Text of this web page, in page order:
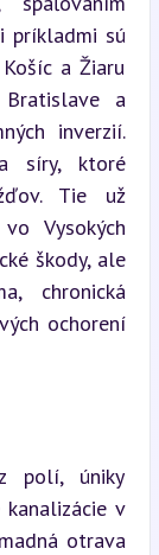
príkladmi sú
a Žiaru
a
inverzií.
síry, ktoré
Tie už
Vysokých
škody, ale
chronická
ochorení
polí, úniky
kanalizácie v
otrava